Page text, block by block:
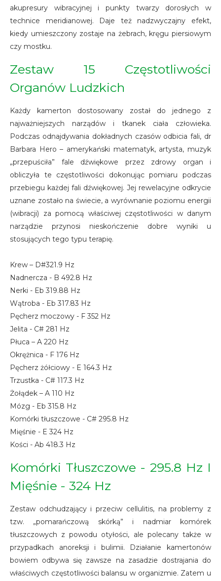
akupresury wibracyjnej i punkty twarzy dorosłych w
technice meridianowej. Daje też nadzwyczajny efekt,
kiedy umieszczony zostaje na żebrach, kręgu piersiowym
czy mostku.
Zestaw 15 Częstotliwości
Organów Ludzkich
Każdy kamerton dostosowany został do jednego z
najważniejszych narządów i tkanek ciała człowieka.
Podczas odnajdywania dokładnych czasów odbicia fali, dr
Barbara Hero – amerykański matematyk, artysta, muzyk
„przepuściła” fale dźwiękowe przez zdrowy organ i
obliczyła te częstotliwości dokonując pomiaru podczas
przebiegu każdej fali dźwiękowej. Jej rewelacyjne odkrycie
uznane zostało na świecie, a wyrównanie poziomu energii
(wibracji) za pomocą właściwej częstotliwości w danym
narządzie przynosi nieskończenie dobre wyniki u
stosujących tego typu terapię.
Krew – D#321.9 Hz
Nadnercza - B 492.8 Hz
Nerki - Eb 319.88 Hz
Wątroba - Eb 317.83 Hz
Pęcherz moczowy - F 352 Hz
Jelita - C# 281 Hz
Płuca – A 220 Hz
Okrężnica - F 176 Hz
Pęcherz żółciowy - E 164.3 Hz
Trzustka - C# 117.3 Hz
Żołądek – A 110 Hz
Mózg - Eb 315.8 Hz
Komórki tłuszczowe - C# 295.8 Hz
Mięśnie - E 324 Hz
Kości - Ab 418.3 Hz
Komórki Tłuszczowe - 295.8 Hz I
Mięśnie - 324 Hz
Zestaw odchudzający i przeciw cellulitis, na problemy z
tzw. „pomarańczową skórką” i nadmiar komórek
tłuszczowych z powodu otyłości, ale polecany także w
przypadkach anoreksji i bulimii. Działanie kamertonów
bowiem odbywa się zawsze na zasadzie dostrajania do
właściwych częstotliwości balansu w organizmie. Zatem u